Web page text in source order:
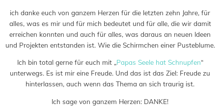
ich danke euch von ganzem Herzen für die letzten zehn Jahre, für
alles, was es mir und für mich bedeutet und für alle, die wir damit
erreichen konnten und auch für alles, was daraus an neuen Ideen
und Projekten entstanden ist. Wie die Schirmchen einer Pusteblume.
Ich bin total gerne für euch mit „Papas Seele hat Schnupfen“
unterwegs. Es ist mir eine Freude. Und das ist das Ziel: Freude zu
hinterlassen, auch wenn das Thema an sich traurig ist.
Ich sage von ganzem Herzen: DANKE!